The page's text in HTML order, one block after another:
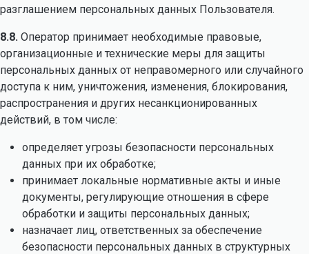
разглашением персональных данных Пользователя.
8.8. Оператор принимает необходимые правовые,
организационные и технические меры для защиты
персональных данных от неправомерного или случайного
доступа к ним, уничтожения, изменения, блокирования,
распространения и других несанкционированных
действий, в том числе:
определяет угрозы безопасности персональных
данных при их обработке;
принимает локальные нормативные акты и иные
документы, регулирующие отношения в сфере
обработки и защиты персональных данных;
назначает лиц, ответственных за обеспечение
безопасности персональных данных в структурных